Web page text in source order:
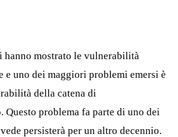
mostrato le vulnerabilità
e uno dei maggiori problemi emersi è
della catena di
Questo problema fa parte di uno dei
persisterà per un altro decennio.